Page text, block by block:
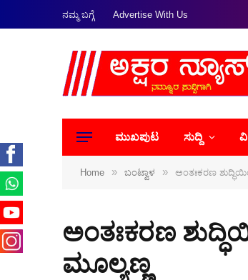
ನಮ್ಮ ಬಗ್ಗೆ Advertise With Us
ಮುಖಪುಟ ಸುದ್ದಿ
Home » ಬಂಟ್ವಾಳ » ಅಂತಃಕರಣ
ಅಂತಃಕರಣ
ಮೂಲ್ಯಣ್ಣ